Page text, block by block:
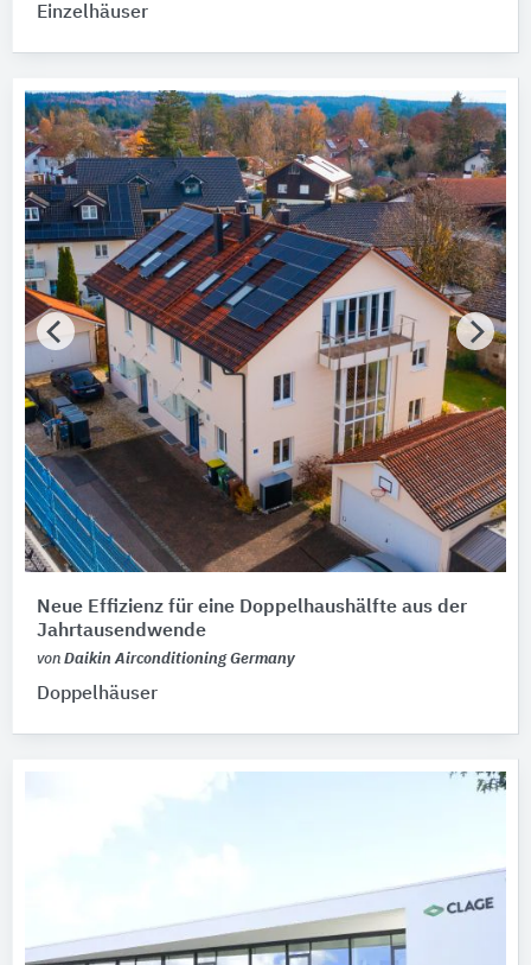
Einzelhäuser
Neue Effizienz für eine Doppelhaushälfte aus der
Jahrtausendwende
von Daikin Airconditioning Germany
Doppelhäuser